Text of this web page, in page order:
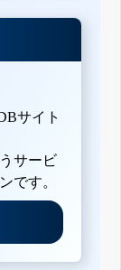
サイト
サービ
です。